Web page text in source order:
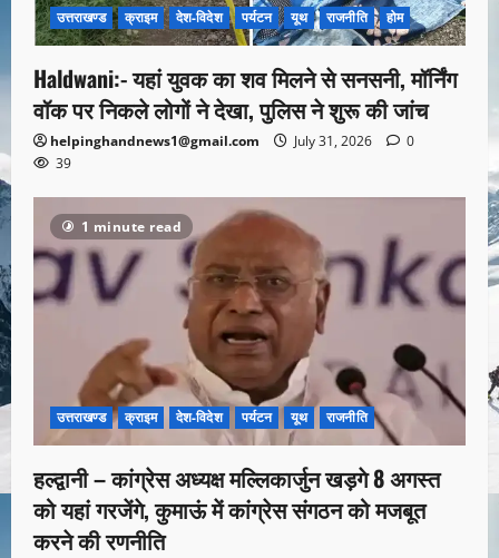
उत्तराखण्ड क्राइम देश-विदेश पर्यटन यूथ राजनीति होम
Haldwani:- यहां युवक का शव मिलने से सनसनी, मॉर्निंग
वॉक पर निकले लोगों ने देखा, पुलिस ने शुरू की जांच
helpinghandnews1@gmail.com July 31, 2026
0
39
1 minute read
उत्तराखण्ड क्राइम देश-विदेश पर्यटन यूथ राजनीति
हल्द्वानी – कांग्रेस अध्यक्ष मल्लिकार्जुन खड़गे 8 अगस्त
को यहां गरजेंगे, कुमाऊं में कांग्रेस संगठन को मजबूत
करने की रणनीति